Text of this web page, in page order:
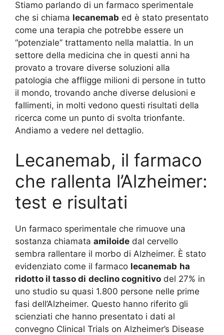
Stiamo parlando di un farmaco sperimentale
che si chiama lecanemab ed è stato presentato
come una terapia che potrebbe essere un
“potenziale” trattamento nella malattia. In un
settore della medicina che in questi anni ha
provato a trovare diverse soluzioni alla
patologia che affligge milioni di persone in tutto
il mondo, trovando anche diverse delusioni e
fallimenti, in molti vedono questi risultati della
ricerca come un punto di svolta trionfante.
Andiamo a vedere nel dettaglio.
Lecanemab, il farmaco
che rallenta l’Alzheimer:
test e risultati
Un farmaco sperimentale che rimuove una
sostanza chiamata amiloide dal cervello
sembra rallentare il morbo di Alzheimer. È stato
evidenziato come il farmaco lecanemab ha
ridotto il tasso di declino cognitivo del 27% in
uno studio su quasi 1.800 persone nelle prime
fasi dell’Alzheimer. Questo hanno riferito gli
scienziati che hanno presentato i dati al
convegno Clinical Trials on Alzheimer’s Disease